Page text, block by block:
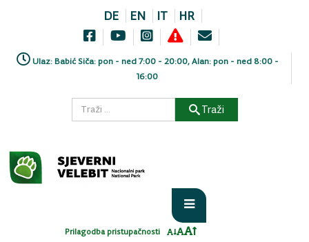
DE EN IT HR
Ulaz: Babić Siča: pon - ned 7:00 - 20:00, Alan: pon - ned 8:00 -
16:00
Traži
Prilagodba pristupačnosti